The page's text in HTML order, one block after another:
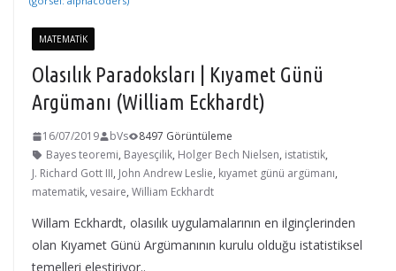
MATEMATIK
Olasılık Paradoksları | Kıyamet Günü
Argümanı (William Eckhardt)
16/07/2019 bVs
8497 Görüntüleme
Bayes teoremi, Bayesçilik, Holger Bech Nielsen, istatistik,
J. Richard Gott III, John Andrew Leslie, kıyamet günü argümanı,
matematik, vesaire, William Eckhardt
Willam Eckhardt, olasılık uygulamalarının en ilginçlerinden
olan Kıyamet Günü Argümanının kurulu olduğu istatistiksel
temelleri eleştiriyor..